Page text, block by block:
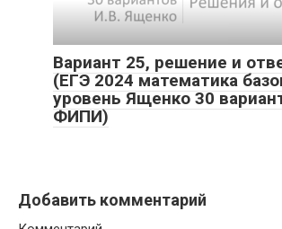
Вариант 25, решение и
(ЕГЭ 2024 математика
уровень Ященко 30
ФИПИ)
Добавить комментарий